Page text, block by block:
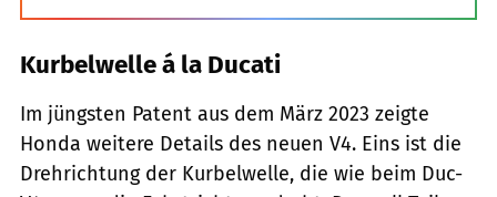
Kurbelwelle á la Ducati
Im jüngsten Patent aus dem März 2023 zeigte
Honda weitere Details des neuen V4. Eins ist die
Drehrichtung der Kurbelwelle, die wie beim Duc-